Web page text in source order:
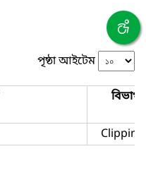
পৃষ্ঠা আইটেম
বিভাগ